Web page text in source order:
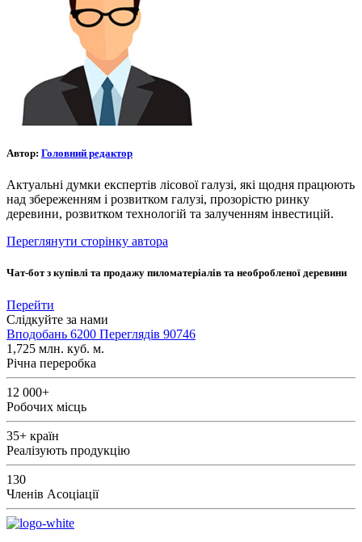
Автор: Головний редактор
Актуальні думки експертів лісової галузі, які щодня працюють
над збереженням і розвитком галузі, прозорістю ринку
деревини, розвитком технологій та залученням інвестицій.
Переглянути сторінку автора
Чат-бот з купівлі та продажу пиломатеріалів та необробленої деревини
Перейти
Слідкуйте за нами
Вподобань 6200 Переглядів 90746
1,725 млн. куб. м.
Річна переробка
12 000+
Робочих місць
35+ країн
Реалізують продукцію
130
Членів Асоціації